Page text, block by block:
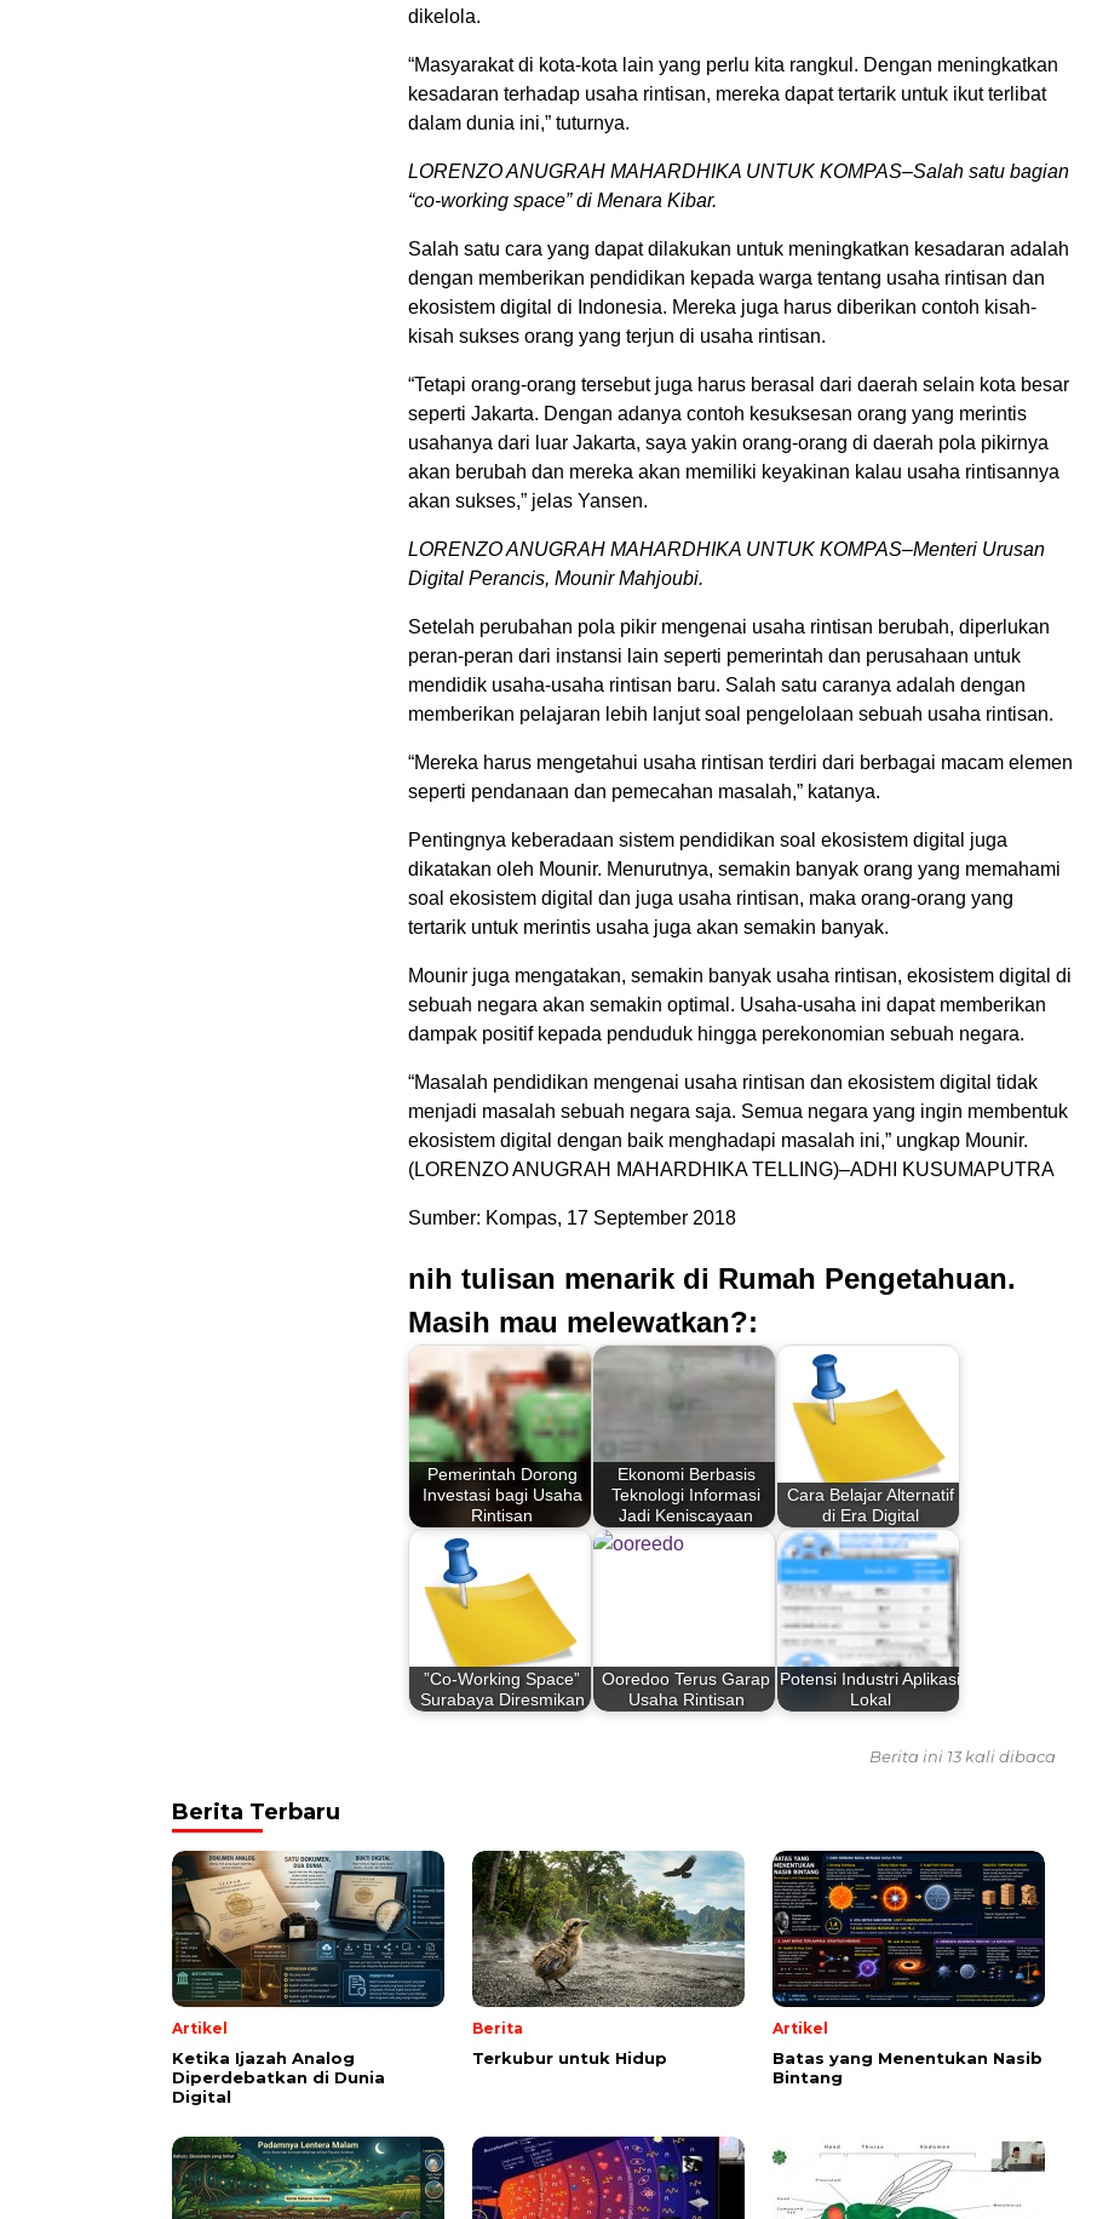
dikelola.
“Masyarakat di kota-kota lain yang perlu kita rangkul. Dengan meningkatkan
kesadaran terhadap usaha rintisan, mereka dapat tertarik untuk ikut terlibat
dalam dunia ini,” tuturnya.
LORENZO ANUGRAH MAHARDHIKA UNTUK KOMPAS–Salah satu bagian
“co-working space” di Menara Kibar.
Salah satu cara yang dapat dilakukan untuk meningkatkan kesadaran adalah
dengan memberikan pendidikan kepada warga tentang usaha rintisan dan
ekosistem digital di Indonesia. Mereka juga harus diberikan contoh kisah-
kisah sukses orang yang terjun di usaha rintisan.
“Tetapi orang-orang tersebut juga harus berasal dari daerah selain kota besar
seperti Jakarta. Dengan adanya contoh kesuksesan orang yang merintis
usahanya dari luar Jakarta, saya yakin orang-orang di daerah pola pikirnya
akan berubah dan mereka akan memiliki keyakinan kalau usaha rintisannya
akan sukses,” jelas Yansen.
LORENZO ANUGRAH MAHARDHIKA UNTUK KOMPAS–Menteri Urusan
Digital Perancis, Mounir Mahjoubi.
Setelah perubahan pola pikir mengenai usaha rintisan berubah, diperlukan
peran-peran dari instansi lain seperti pemerintah dan perusahaan untuk
mendidik usaha-usaha rintisan baru. Salah satu caranya adalah dengan
memberikan pelajaran lebih lanjut soal pengelolaan sebuah usaha rintisan.
“Mereka harus mengetahui usaha rintisan terdiri dari berbagai macam elemen
seperti pendanaan dan pemecahan masalah,” katanya.
Pentingnya keberadaan sistem pendidikan soal ekosistem digital juga
dikatakan oleh Mounir. Menurutnya, semakin banyak orang yang memahami
soal ekosistem digital dan juga usaha rintisan, maka orang-orang yang
tertarik untuk merintis usaha juga akan semakin banyak.
Mounir juga mengatakan, semakin banyak usaha rintisan, ekosistem digital di
sebuah negara akan semakin optimal. Usaha-usaha ini dapat memberikan
dampak positif kepada penduduk hingga perekonomian sebuah negara.
“Masalah pendidikan mengenai usaha rintisan dan ekosistem digital tidak
menjadi masalah sebuah negara saja. Semua negara yang ingin membentuk
ekosistem digital dengan baik menghadapi masalah ini,” ungkap Mounir.
(LORENZO ANUGRAH MAHARDHIKA TELLING)–ADHI KUSUMAPUTRA
Sumber: Kompas, 17 September 2018
nih tulisan menarik di Rumah Pengetahuan.
Masih mau melewatkan?:
Pemerintah Dorong
Investasi bagi Usaha
Rintisan
Ekonomi Berbasis
Teknologi Informasi
Jadi Keniscayaan
Cara Belajar Alternatif
di Era Digital
”Co-Working Space”
Surabaya Diresmikan
Ooredoo Terus Garap
Usaha Rintisan
Potensi Industri Aplikasi
Lokal
Berita ini 13 kali dibaca
Berita Terbaru
Artikel
Ketika Ijazah Analog
Diperdebatkan di Dunia
Digital
Berita
Terkubur untuk Hidup
Artikel
Batas yang Menentukan Nasib
Bintang